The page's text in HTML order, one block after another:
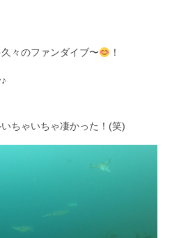
々のファンダイブ〜 ！
ちゃいちゃ凄かった！(笑)